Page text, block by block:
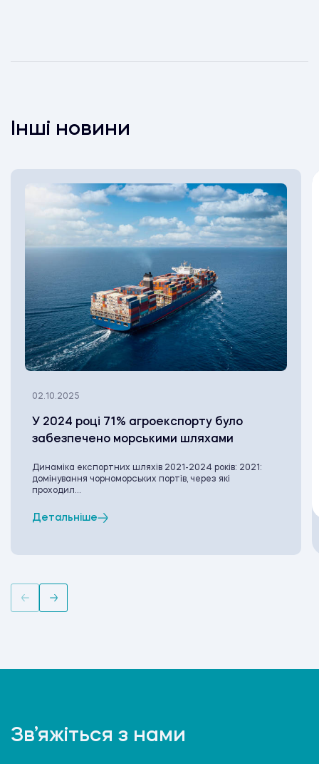
Інші новини
02.10.2025
У 2024 році 71% агроекспорту було
забезпечено морськими шляхами
Динаміка експортних шляхів 2021-2024 років: 2021:
домінування чорноморських портів, через які
проходил...
Детальніше
Зв’яжіться з нами